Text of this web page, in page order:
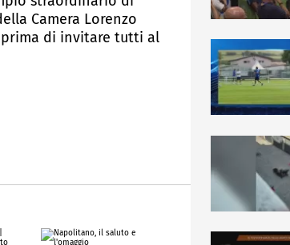
Camera Lorenzo
di invitare tutti al